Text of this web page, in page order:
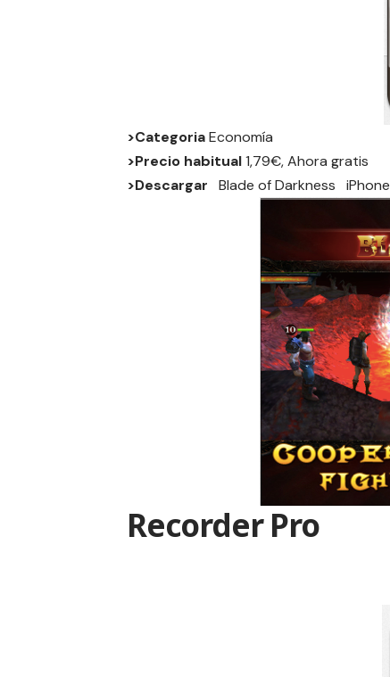
>CategoriaEconomía
>Precio habitual1,79€, Ahora gratis
>Descargar
Blade of Darkness iPhone
Recorder Pro